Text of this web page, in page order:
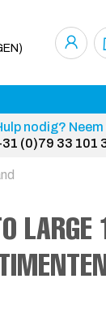
nodig?
(0)79 33 101